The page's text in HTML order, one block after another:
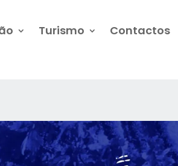
Turismo
Contactos